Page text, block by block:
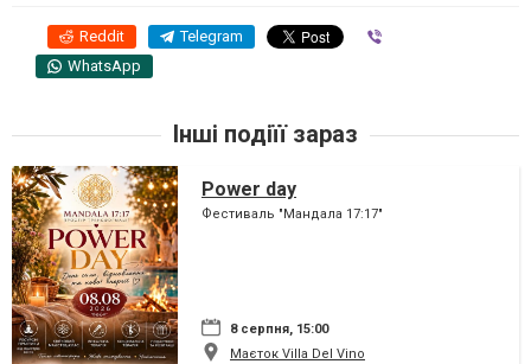
Reddit Telegram
WhatsApp
Інші подіїї зараз
Power day
Фестиваль "Мандала 17:17"
8 серпня, 15:00
Маєток Villa Del Vino